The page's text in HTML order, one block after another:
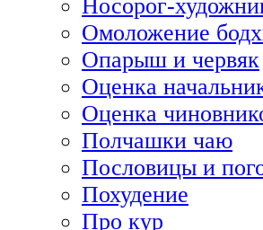
Носорог-
Омоложение
Опарыш и червяк
Оценка
Оценка
Полчашки чаю
Пословицы и
Похудение
Про кур